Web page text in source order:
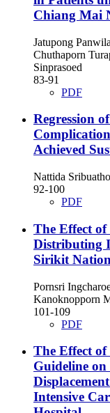
Chiang Mai
Jatupong
Chuthaporn
Sinprasoed
83-91
PDF
Regression
Achieved
Nattida
92-100
PDF
The Effect
Distributing
Sirikit
Pornsri
Kanoknopporn
101-109
PDF
The Effect
Guideline
Intensive